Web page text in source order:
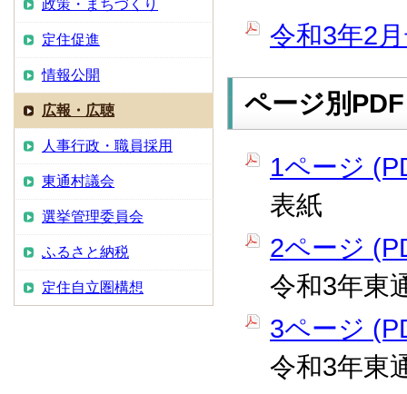
令和3年2
ページ別PDF
1ページ
表紙
2ページ
令和3年東
3ページ
令和3年東
政策・まちづくり
定住促進
情報公開
広報・広聴
人事行政・職員採用
東通村議会
選挙管理委員会
ふるさと納税
定住自立圏構想